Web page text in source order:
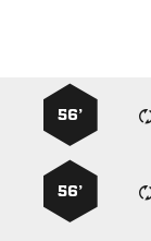
56’
56’